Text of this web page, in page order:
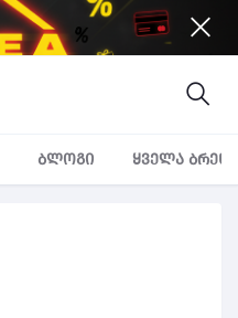
ბლოგი ყველა